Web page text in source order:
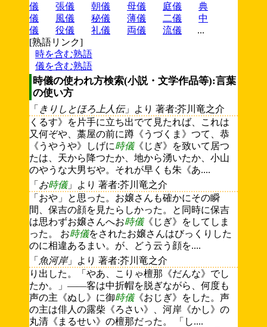
儀
張儀 朝儀 母儀 庭儀
典
儀
風儀 秘儀 薄儀 二儀
中
儀
役儀 礼儀 両儀 流儀
...
[熟語リンク]
時を含む熟語
儀を含む熟語
時儀の使われ方検索(小説・文学作品等):言葉
の使い方
「 きりしとほろ上人伝」より 著者:芥川竜之介
くるす》を片手に立ち出でて見たれば、これは
又何ぞや、藁屋の前に蹲《うづくま》つて、恭
《うやうや》しげに時儀《じぎ》を致いて居つ
たは、天から降つたか、地から湧いたか、小山
のやうな大男ぢや。それが早くも朱《あ....
「 お時儀」より 著者:芥川竜之介
「おや」と思った。お嬢さんも確かにその瞬
間、保吉の顔を見たらしかった。と同時に保吉
は思わずお嬢さんへお時儀《じぎ》をしてしま
った。 お時儀をされたお嬢さんはびっくりした
のに相違あるまい。が、どう云う顔を....
「 魚河岸」より 著者:芥川竜之介
り出した。「やあ、こりゃ檀那《だんな》でし
たか。」――客は中折帽を脱ぎながら、何度も
声の主《ぬし》に御時儀《おじぎ》をした。声
の主は俳人の露柴《ろさい》、河岸《かし》の
丸清《まるせい》の檀那だった。 「し....